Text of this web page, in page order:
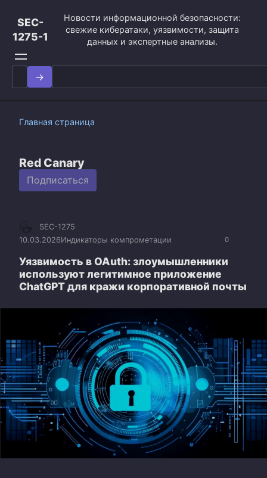
контенту
SEC-
1275-1
Новости информационной безопасности:
свежие кибератаки, уязвимости, защита
данных и экспертные анализы.
Search
for:
Главная страница
Red Canary
Подписаться
0
SEC-1275
10.03.2026Индикаторы компрометации
Уязвимость в OAuth: злоумышленники
используют легитимное приложение
ChatGPT для кражи корпоративной почты